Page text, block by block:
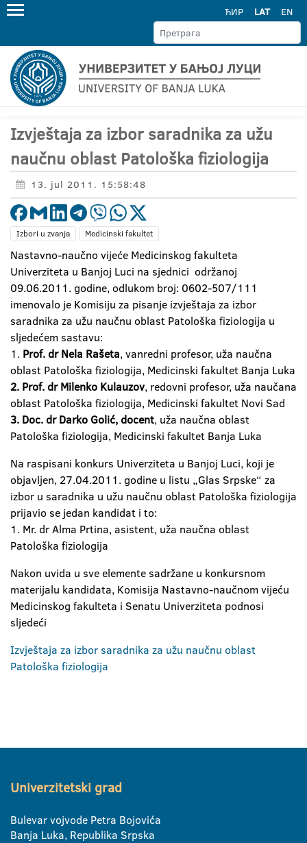
ЋИР LAT EN
Izvještaja za izbor saradnika za užu
naučnu oblast Patološka fiziologija
13. jul 2011. 15:58:48
Izbori u zvanja Medicinski fakultet
Nastavno-naučno vijeće Medicinskog fakulteta
Univerziteta u Banjoj Luci na sjednici održanoj
09.06.2011. godine, odlukom broj: 0602-507/111
imenovalo je Komisiju za pisanje izvještaja za izbor
saradnika za užu naučnu oblast Patološka fiziologija u
sljedećem sastavu:
1. Prof. dr Nela Rašeta, vanredni profesor, uža naučna
oblast Patološka fiziologija, Medicinski fakultet Banja Luka
2. Prof. dr Milenko Kulauzov, redovni profesor, uža naučana
oblast Patološka fiziologija, Medicinski fakultet Novi Sad
3. Doc. dr Darko Golić, docent, uža naučna oblast
Patološka fiziologija, Medicinski fakultet Banja Luka
Na raspisani konkurs Univerziteta u Banjoj Luci, koji je
objavljen, 27.04.2011. godine u listu „Glas Srpske“ za
izbor u saradnika u užu naučnu oblast Patološka fiziologija
prijavio se jedan kandidat i to:
1. Mr. dr Alma Prtina, asistent, uža naučna oblast
Patološka fiziologija
Nakon uvida u sve elemente sadržane u konkursnom
materijalu kandidata, Komisija Nastavno-naučnom vijeću
Medicinskog fakulteta i Senatu Univerziteta podnosi
sljedeći
Izvještaja za izbor saradnika za užu naučnu oblast
Patološka fiziologija
Univerzitetski grad
Bulevar vojvode Petra Bojovića
Banja Luka, Republika Srpska